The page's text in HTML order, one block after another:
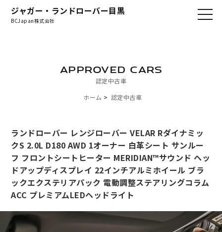
ジャガー・ランドローバー目黒
BCJapan株式会社
認定中古車
APPROVED CARS
ホーム 認定中古車
ランドローバー レンジローバー VELAR Rダイナミッ
クS 2.0L D180 AWD 1オーナー 白革シート サンルー
フ フロントシートヒーター MERIDIAN™サウンド ヘッ
ドアップディスプレイ 22インチアルミホイール ブラ
ックエクステリアパック 電動調整ステアリングコラム
ACC プレミアムLEDヘッドライト